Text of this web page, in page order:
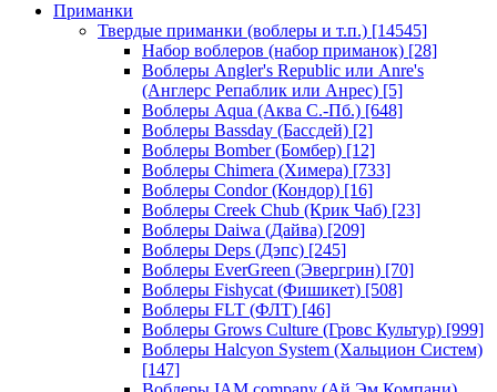
Приманки
Твердые приманки (воблеры и т.п.) [14545]
Набор воблеров (набор приманок) [28]
Воблеры Angler's Republic или Anre's
(Англерс Репаблик или Анрес) [5]
Воблеры Aqua (Аква С.-Пб.) [648]
Воблеры Bassday (Бассдей) [2]
Воблеры Bomber (Бомбер) [12]
Воблеры Chimera (Химера) [733]
Воблеры Condor (Кондор) [16]
Воблеры Creek Chub (Крик Чаб) [23]
Воблеры Daiwa (Дайва) [209]
Воблеры Deps (Дэпс) [245]
Воблеры EverGreen (Эвергрин) [70]
Воблеры Fishycat (Фишикет) [508]
Воблеры FLT (ФЛТ) [46]
Воблеры Grows Culture (Гровс Культур) [999]
Воблеры Halcyon System (Хальцион Систем)
[147]